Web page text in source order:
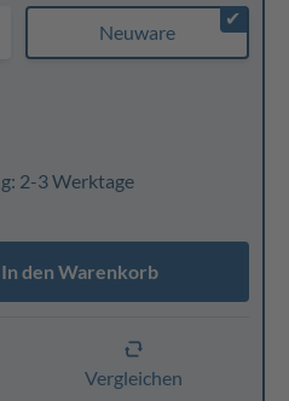
✔
Neuware
2-3 Werktage
In den Warenkorb
Vergleichen